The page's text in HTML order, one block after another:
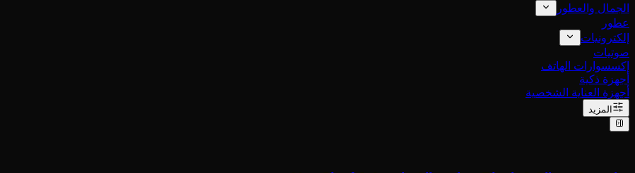
الجمال والعطور
عطور
إلكترونيات
صوتيات
إكسسوارات الهاتف
أجهزة ذكية
أجهزة العناية الشخصية
المزيد